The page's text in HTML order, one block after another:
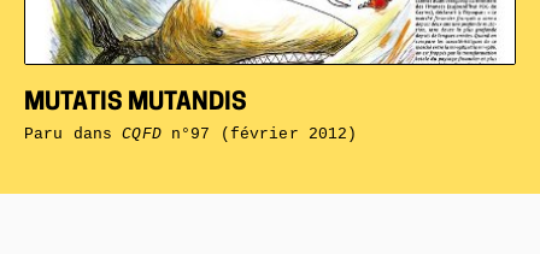
MUTATIS MUTANDIS
Paru dansCQFDn°97 (février 2012)